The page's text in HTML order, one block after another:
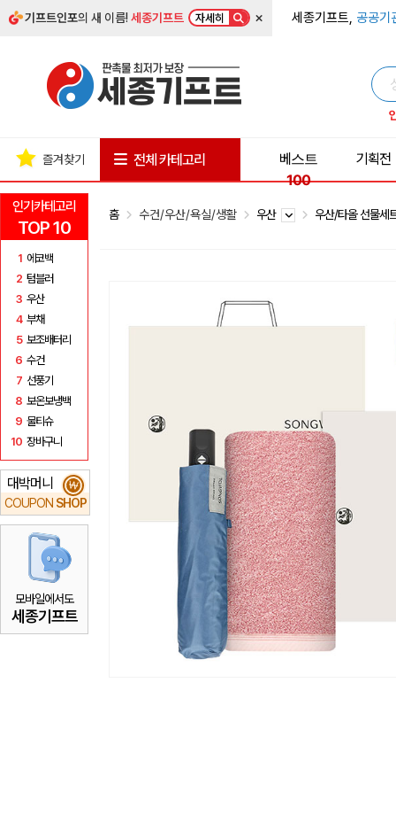
기프트인포의 새 이름!세종기프트 자세히 × 세종기프트, 공공기
인기카테고리
TOP 10
1 에코백
2 텀블러
3 우산
4 부채
5 보조배터리
6 수건
7 선풍기
8 보온보냉백
9 물티슈
10 장바구니
대박머니
COUPON SHOP
₩
모바일에서도
세종기프트
즐겨찾기 전체 카테고리
베스트
100
기획전
홈 수건/우산/욕실/생활 우산 우산/타올 선물세